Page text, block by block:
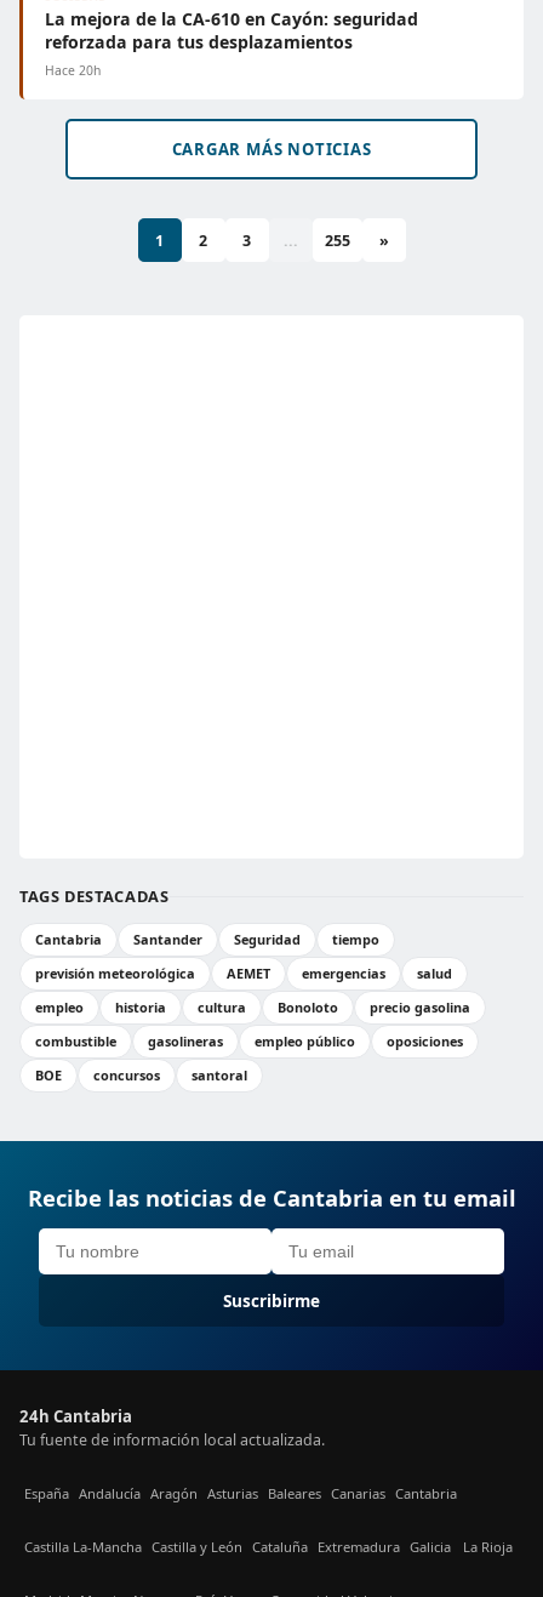
La mejora de la CA-610 en Cayón: seguridad
reforzada para tus desplazamientos
Hace 20h
CARGAR MÁS NOTICIAS
1 2 3 ... 255 »
TAGS DESTACADAS
Cantabria Santander Seguridad
tiempo
previsión meteorológica
AEMET emergencias
salud
empleo
historia cultura Bonoloto
precio gasolina
combustible
gasolineras empleo público
oposiciones
BOE
concursos santoral
Recibe las noticias de Cantabria en tu email
Suscribirme
24h Cantabria
Tu fuente de información local actualizada.
España Andalucía Aragón Asturias Baleares Canarias Cantabria
Castilla La-Mancha Castilla y León Cataluña Extremadura Galicia La Rioja